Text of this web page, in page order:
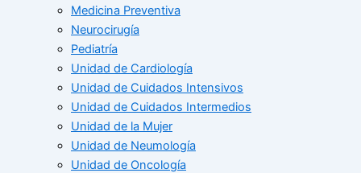
Medicina Preventiva
Neurocirugía
Pediatría
Unidad de Cardiología
Unidad de Cuidados Intensivos
Unidad de Cuidados Intermedios
Unidad de la Mujer
Unidad de Neumología
Unidad de Oncología